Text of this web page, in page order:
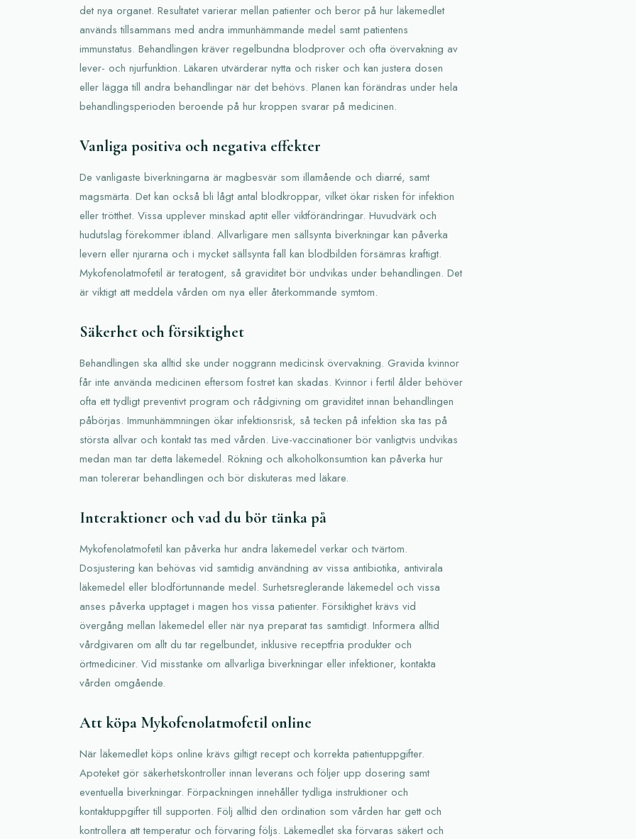
det nya organet. Resultatet varierar mellan patienter och beror på hur läkemedlet
används tillsammans med andra immunhämmande medel samt patientens
immunstatus. Behandlingen kräver regelbundna blodprover och ofta övervakning av
lever- och njurfunktion. Läkaren utvärderar nytta och risker och kan justera dosen
eller lägga till andra behandlingar när det behövs. Planen kan förändras under hela
behandlingsperioden beroende på hur kroppen svarar på medicinen.
Vanliga positiva och negativa effekter
De vanligaste biverkningarna är magbesvär som illamående och diarré, samt
magsmärta. Det kan också bli lågt antal blodkroppar, vilket ökar risken för infektion
eller trötthet. Vissa upplever minskad aptit eller viktförändringar. Huvudvärk och
hudutslag förekommer ibland. Allvarligare men sällsynta biverkningar kan påverka
levern eller njurarna och i mycket sällsynta fall kan blodbilden försämras kraftigt.
Mykofenolatmofetil är teratogent, så graviditet bör undvikas under behandlingen. Det
är viktigt att meddela vården om nya eller återkommande symtom.
Säkerhet och försiktighet
Behandlingen ska alltid ske under noggrann medicinsk övervakning. Gravida kvinnor
får inte använda medicinen eftersom fostret kan skadas. Kvinnor i fertil ålder behöver
ofta ett tydligt preventivt program och rådgivning om graviditet innan behandlingen
påbörjas. Immunhämmningen ökar infektionsrisk, så tecken på infektion ska tas på
största allvar och kontakt tas med vården. Live-vaccinationer bör vanligtvis undvikas
medan man tar detta läkemedel. Rökning och alkoholkonsumtion kan påverka hur
man tolererar behandlingen och bör diskuteras med läkare.
Interaktioner och vad du bör tänka på
Mykofenolatmofetil kan påverka hur andra läkemedel verkar och tvärtom.
Dosjustering kan behövas vid samtidig användning av vissa antibiotika, antivirala
läkemedel eller blodförtunnande medel. Surhetsreglerande läkemedel och vissa
anses påverka upptaget i magen hos vissa patienter. Försiktighet krävs vid
övergång mellan läkemedel eller när nya preparat tas samtidigt. Informera alltid
vårdgivaren om allt du tar regelbundet, inklusive receptfria produkter och
örtmediciner. Vid misstanke om allvarliga biverkningar eller infektioner, kontakta
vården omgående.
Att köpa Mykofenolatmofetil online
När läkemedlet köps online krävs giltigt recept och korrekta patientuppgifter.
Apoteket gör säkerhetskontroller innan leverans och följer upp dosering samt
eventuella biverkningar. Förpackningen innehåller tydliga instruktioner och
kontaktuppgifter till supporten. Följ alltid den ordination som vården har gett och
kontrollera att temperatur och förvaring följs. Läkemedlet ska förvaras säkert och